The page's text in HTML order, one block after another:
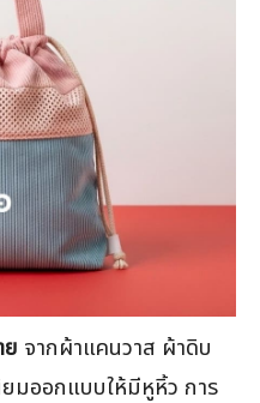
จากผ้าแคนวาส ผ้าดิบ
มออกแบบให้มีหูหิ้ว การ